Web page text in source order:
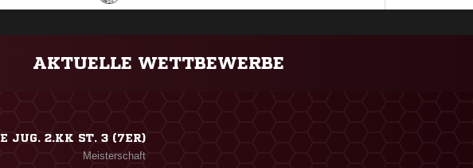
AKTUELLE WETTBEWERBE
E JUG. 2.KK ST. 3 (7ER)
Meisterschaft